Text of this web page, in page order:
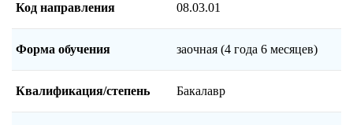
Код направления 08.03.01
Форма обучения заочная (4 года 6 месяцев)
Квалификация/степень Бакалавр